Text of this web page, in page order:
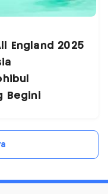
England 2025
Begini